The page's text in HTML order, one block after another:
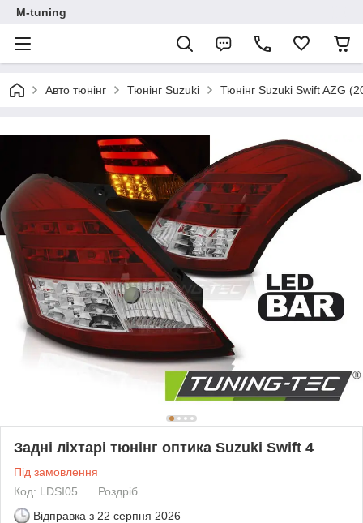
M-tuning
Авто тюнінг Тюнінг Suzuki Тюнінг Suzuki Swift AZG
Задні ліхтарі тюнінг оптика Suzuki Swift 4
Під замовлення
Код: LDSI05
Роздріб
Відправка з 22 серпня 2026